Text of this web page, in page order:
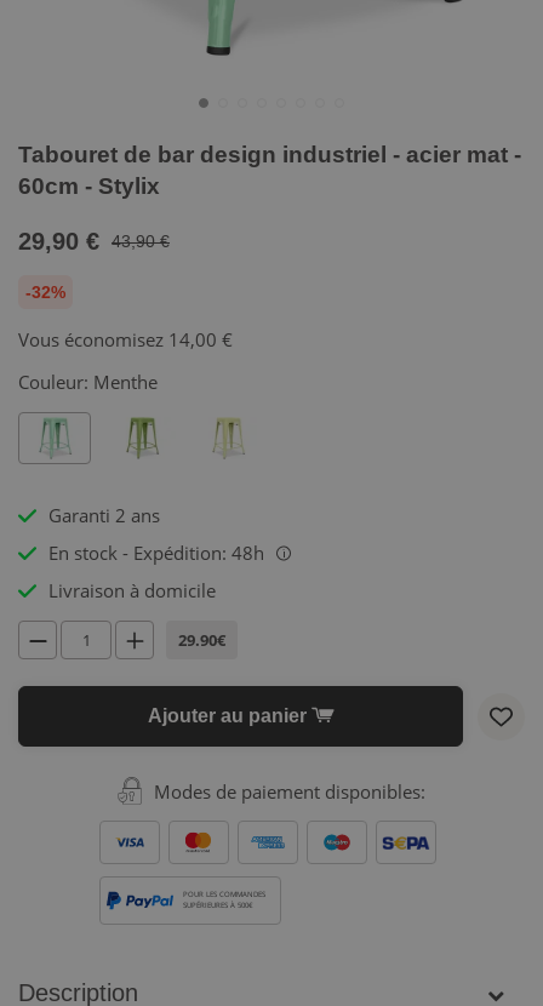
Tabouret de bar design industriel - acier mat -
60cm - Stylix
29,90 € 43,90 €
-32%
Vous économisez 14,00 €
Couleur: Menthe
Garanti 2 ans
En stock - Expédition: 48h
i
Livraison à domicile
29.90€
Ajouter au panier
Modes de paiement disponibles:
POUR LES COMMANDES
SUPÉRIEURES À 500€
Description